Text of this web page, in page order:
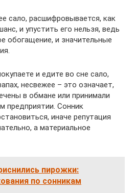
сало, расшифровывается, как
и упустить его нельзя, ведь
обогащение, и значительные
и едите во сне сало,
несвежее – это означает,
в обмане или принимали
предприятии. Сонник
иначе репутация
а материальное
пирожки:
по сонникам